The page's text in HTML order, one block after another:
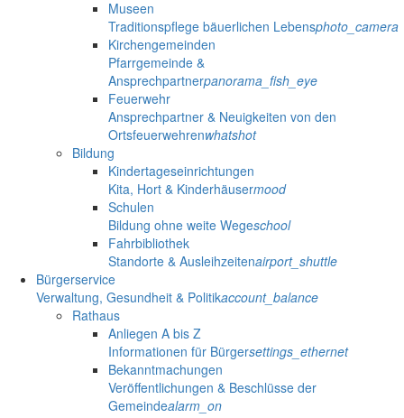
Museen
Traditionspflege bäuerlichen Lebensphoto_camera
Kirchengemeinden
Pfarrgemeinde &
Ansprechpartnerpanorama_fish_eye
Feuerwehr
Ansprechpartner & Neuigkeiten von den
Ortsfeuerwehrenwhatshot
Bildung
Kindertageseinrichtungen
Kita, Hort & Kinderhäusermood
Schulen
Bildung ohne weite Wegeschool
Fahrbibliothek
Standorte & Ausleihzeitenairport_shuttle
Bürgerservice
Verwaltung, Gesundheit & Politikaccount_balance
Rathaus
Anliegen A bis Z
Informationen für Bürgersettings_ethernet
Bekanntmachungen
Veröffentlichungen & Beschlüsse der
Gemeindealarm_on